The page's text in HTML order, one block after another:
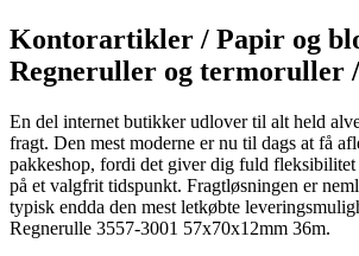
Kontorartikler / Papir og
Regneruller og termoruller
En del internet butikker udlover til alt held
fragt. Den mest moderne er nu til dags at få
pakkeshop, fordi det giver dig fuld fleksibilitet
på et valgfrit tidspunkt. Fragtløsningen er
typisk endda den mest letkøbte
Regnerulle 3557-3001 57x70x12mm 36m.